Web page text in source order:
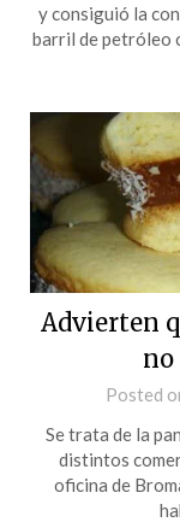
y consiguió la
barril de petróleo
Advierten
no
Posted
Se trata de la
distintos
oficina de